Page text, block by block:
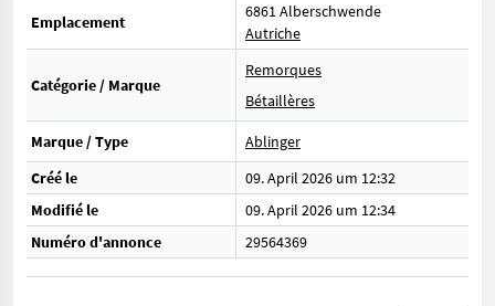
Emplacement
6861 Alberschwende
Autriche
Catégorie / Marque
Remorques
Bétaillères
Marque / Type
Ablinger
Créé le
09. April 2026 um 12:32
Modifié le
09. April 2026 um 12:34
Numéro d'annonce
29564369